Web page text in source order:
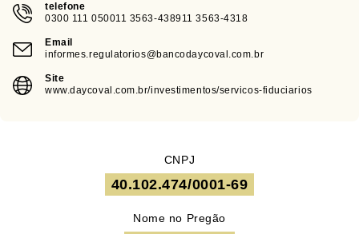
telefone
0300 111 050011 3563-438911 3563-4318
Email
informes.regulatorios@bancodaycoval.com.br
Site
www.daycoval.com.br/investimentos/servicos-fiduciarios
CNPJ
40.102.474/0001-69
Nome no Pregão